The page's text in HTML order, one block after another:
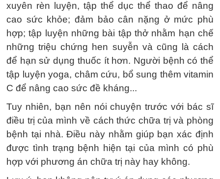
xuyên rèn luyện, tập thể dục thể thao để nâng
cao sức khỏe; đảm bảo cân nặng ở mức phù
hợp; tập luyện những bài tập thở nhằm hạn chế
những triệu chứng hen suyễn và cũng là cách
để hạn sử dụng thuốc ít hơn. Người bệnh có thể
tập luyện yoga, châm cứu, bổ sung thêm vitamin
C để nâng cao sức đề kháng...
Tuy nhiên, bạn nên nói chuyện trước với bác sĩ
điều trị của mình về cách thức chữa trị và phòng
bệnh tại nhà. Điều này nhằm giúp bạn xác định
được tình trạng bệnh hiện tại của mình có phù
hợp với phương án chữa trị này hay không.